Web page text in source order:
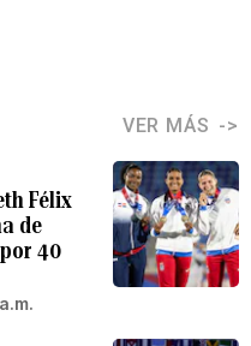
VER MÁS
Félix
de
40